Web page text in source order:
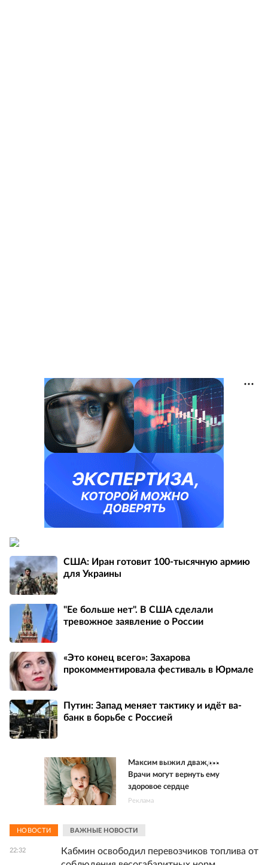
США: Иран готовит 100-тысячную армию
для Украины
"Ее больше нет". В США сделали
тревожное заявление о России
«Это конец всего»: Захарова
прокомментировала фестиваль в Юрмале
Путин: Запад меняет тактику и идёт ва-
банк в борьбе с Россией
Максим выжил дважды.
Врачи могут вернуть ему
здоровое сердце
Реклама
НОВОСТИ ВАЖНЫЕ НОВОСТИ
22:32
Кабмин освободил перевозчиков топлива от